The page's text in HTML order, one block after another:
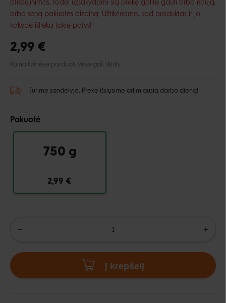
atnaujinimas, todėl užsakydami šią prekę galite gauti arba naują,
arba seną pakuotės dizainą. Užtikriname, kad produktas ir jo
kokybė išlieka tokie patys!
2,99 €
Kaina fizinėse parduotuvėse gali skirtis.
Turime sandėlyje. Prekę išsiųsime artimiausią darbo dieną!
Pakuotė
750 g
2,99 €
Į krepšelį